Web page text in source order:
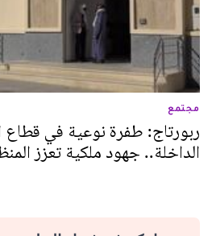
مجتمع
ربورتاج: طفرة نوعية في قطاع
الداخلة.. جهود ملكية تعزز